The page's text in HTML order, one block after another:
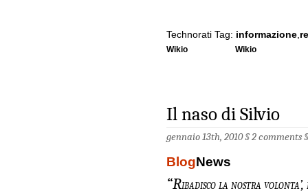
Technorati Tag: informazione
Wikio Wikio
Il naso di Silvio
gennaio 13th, 2010 §2 comments
BlogNews
“Ribadisco la nostra volonta’,